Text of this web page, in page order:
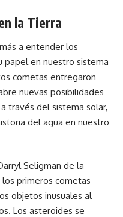
la Tierra
a entender los
papel en nuestro sistema
cometas entregaron
nuevas posibilidades
través del sistema solar,
del agua en nuestro
Seligman de la
primeros cometas
objetos inusuales al
Los asteroides se